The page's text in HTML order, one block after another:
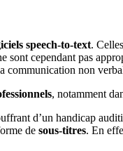
speech-to-text.
cependant pas
non
, notamment
d’un handicap
de sous-titres. En